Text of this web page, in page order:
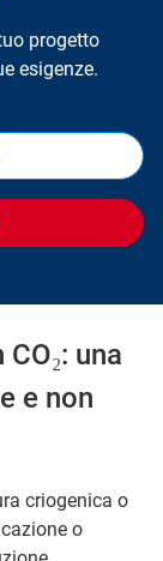
progetto
esigenze.
una
e non
criogenica o
o